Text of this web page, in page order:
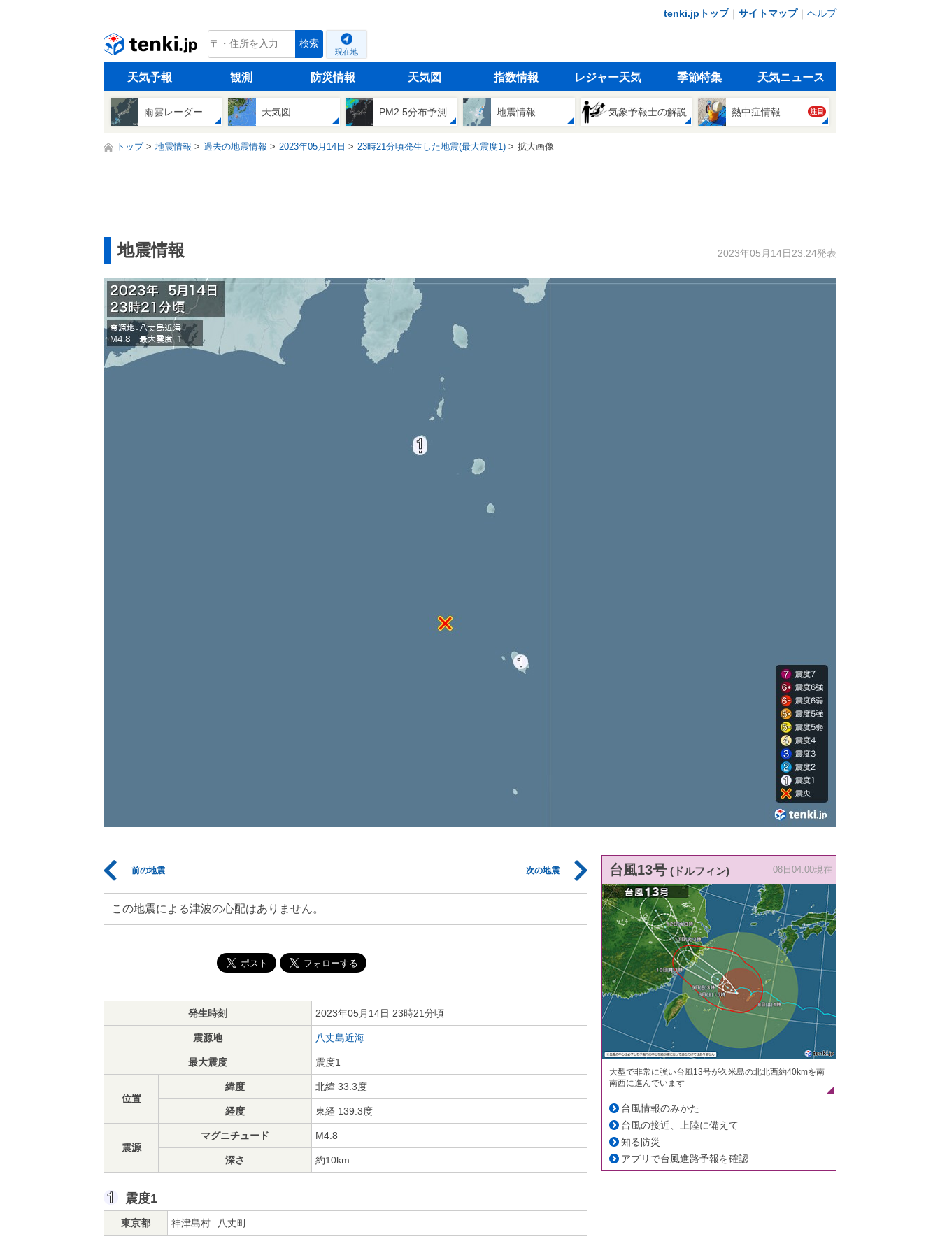
tenki.jpトップ｜ サイトマップ｜ ヘルプ
tenki.jp 検索
現在地
天気予報 観測 防災情報 天気図 指数情報 レジャー天気 季節特集 天気ニュース
雨雲レーダー 天気図 PM2.5分布予測 地震情報 気象予報士の解説 熱中症情報 注目
トップ 地震情報 過去の地震情報 2023年05月14日 23時21分頃発生した地震(最大震度1) 拡大画像
地震情報 2023年05月14日23:24発表
前の地震 次の地震
この地震による津波の心配はありません。
発生時刻 2023年05月14日 23時21分頃
震源地 八丈島近海
最大震度 震度1
位置
緯度 北緯 33.3度
経度 東経 139.3度
震源
マグニチュード M4.8
深さ 約10km
震度1
東京都 神津島村 八丈町
台風13号 (ドルフィン) 08日04:00現在
大型で非常に強い台風13号が久米島の北北西約40kmを南
南西に進んでいます
台風情報のみかた
台風の接近、上陸に備えて
知る防災
アプリで台風進路予報を確認